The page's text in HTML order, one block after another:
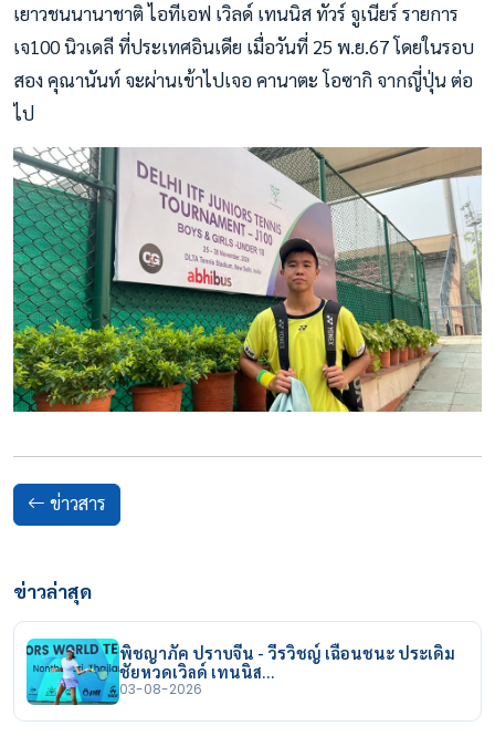
เยาวชนนานาชาติ ไอทีเอฟ เวิลด์ เทนนิส ทัวร์ จูเนียร์ รายการ
เจ100 นิวเดลี ที่ประเทศอินเดีย เมื่อวันที่ 25 พ.ย.67 โดยในรอบ
สอง คุณานันท์ จะผ่านเข้าไปเจอ คานาตะ โอซากิ จากญี่ปุ่น ต่อ
ไป
ข่าวสาร
ข่าวล่าสุด
พิชญาภัค ปราบจีน - วีรวิชญ์ เฉือนชนะ ประเดิม
ชัยหวดเวิลด์ เทนนิส…
03-08-2026